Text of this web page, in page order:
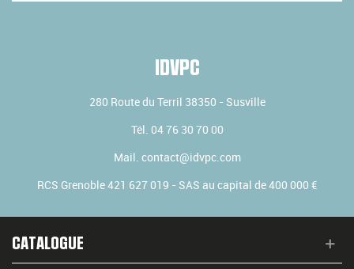
IDVPC
280 Route du Terril 38350 - Susville
Tél. 04 76 30 70 00
Mail. contact@idvpc.com
RCS Grenoble 421 627 019 - SAS au capital de 400 000 €
CATALOGUE